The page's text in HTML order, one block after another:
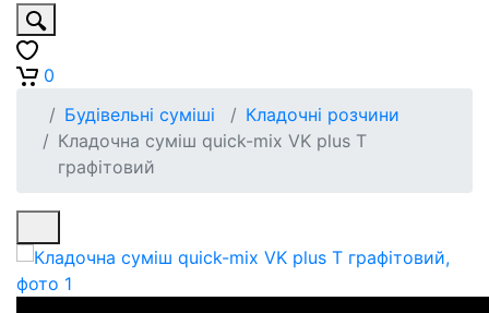
0
Будівельні суміші
Кладочні розчини
Кладочна суміш quick-mix VK plus T
графітовий